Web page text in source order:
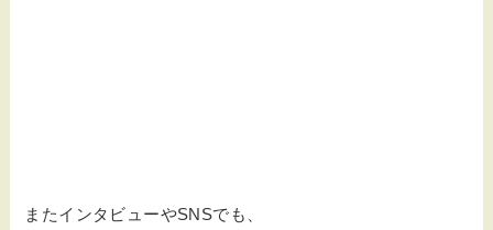
またインタビューやSNSでも、